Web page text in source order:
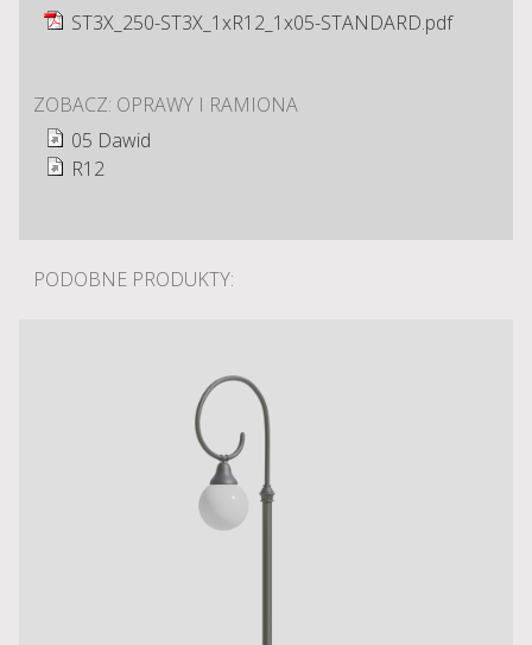
ST3X_250-ST3X_1xR12_1x05-STANDARD.pdf
ZOBACZ: OPRAWY I RAMIONA
05 Dawid
R12
PODOBNE PRODUKTY: